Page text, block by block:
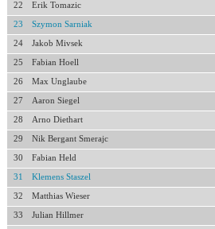
22 Erik Tomazic
23 Szymon Sarniak
24 Jakob Mivsek
25 Fabian Hoell
26 Max Unglaube
27 Aaron Siegel
28 Arno Diethart
29 Nik Bergant Smerajc
30 Fabian Held
31 Klemens Staszel
32 Matthias Wieser
33 Julian Hillmer